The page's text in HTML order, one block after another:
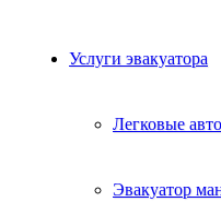
Услуги эвакуатора
Легковые авто
Эвакуатор